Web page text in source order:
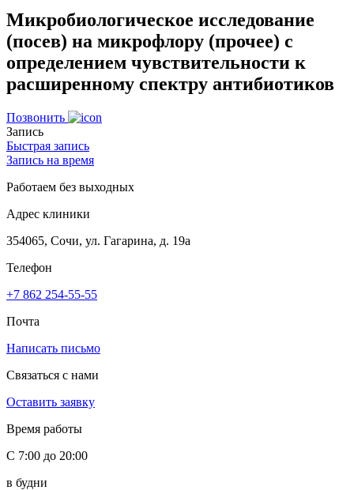
Микробиологическое исследование
(посев) на микрофлору (прочее) с
определением чувствительности к
расширенному спектру антибиотиков
Позвонить
Запись
Быстрая запись
Запись на время
Работаем без выходных
Адрес клиники
354065, Сочи, ул. Гагарина, д. 19а
Телефон
+7 862 254-55-55
Почта
Написать письмо
Связаться с нами
Оставить заявку
Время работы
С 7:00 до 20:00
в будни